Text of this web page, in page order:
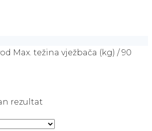
Max. težina vježbača (kg) / 90
rezultat